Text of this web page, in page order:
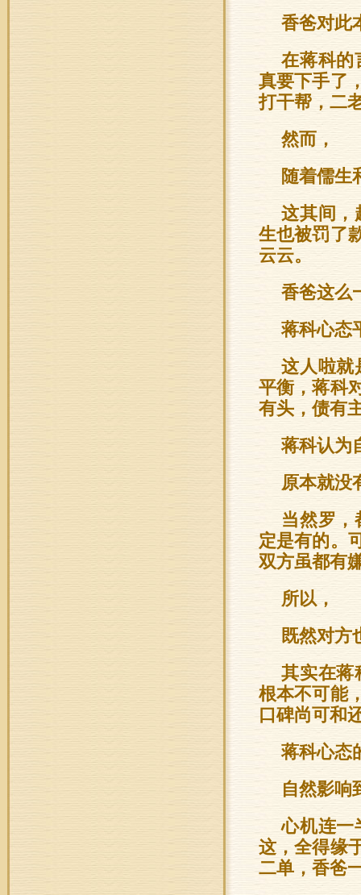
香爸对此
在蒋科的
真要下手了
打干帮，二
然而，
随着儒生
这其间，
生也被罚了
云云。
香爸这么
蒋科心态
这人啦就
平衡，蒋科
有头，债有
蒋科认为
原本就没
当然罗，
定是有的。
双方虽都有
所以，
既然对方
其实在蒋
根本不可能
口碑尚可和
蒋科心态
自然影响
心机连一
这，全得缘
二单，香爸